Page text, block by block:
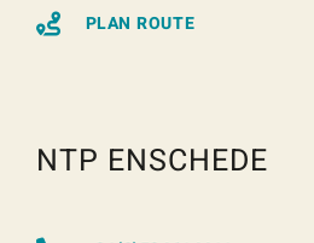
PLAN ROUTE
NTP ENSCHEDE